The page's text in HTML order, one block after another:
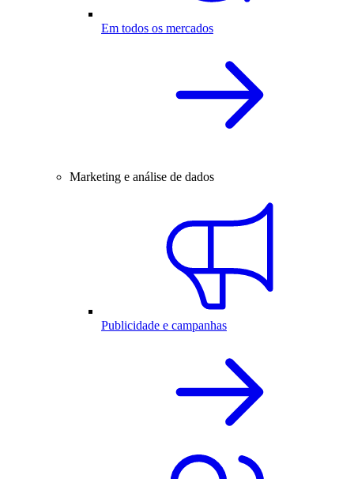
Em todos os mercados
Marketing e análise de dados
Publicidade e campanhas